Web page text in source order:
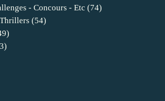
- Concours - Etc (74)
(54)